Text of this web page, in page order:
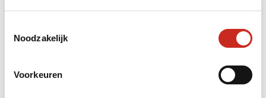
Noodzakelijk
Voorkeuren